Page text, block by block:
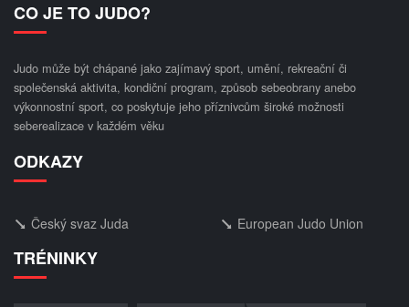
CO JE TO JUDO?
Judo může být chápané jako zajímavý sport, umění, rekreační či
společenská aktivita, kondiční program, způsob sebeobrany anebo
výkonnostní sport, co poskytuje jeho příznivcům široké možnosti
seberealizace v každém věku
ODKAZY
Český svaz Juda European Judo Union
TRÉNINKY